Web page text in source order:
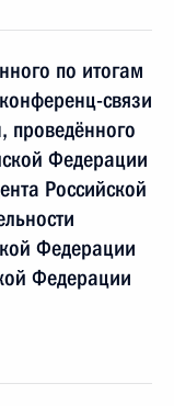
по итогам
связи
проведённого
Федерации
Российской
Федерации
Федерации